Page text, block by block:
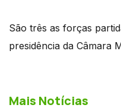
São três as forças
presidência da Câmara
Mais Notícias